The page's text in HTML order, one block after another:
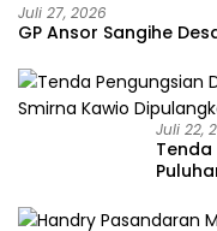
Juli 27, 2026
GP Ansor Sangihe
Juli 22,
Tenda